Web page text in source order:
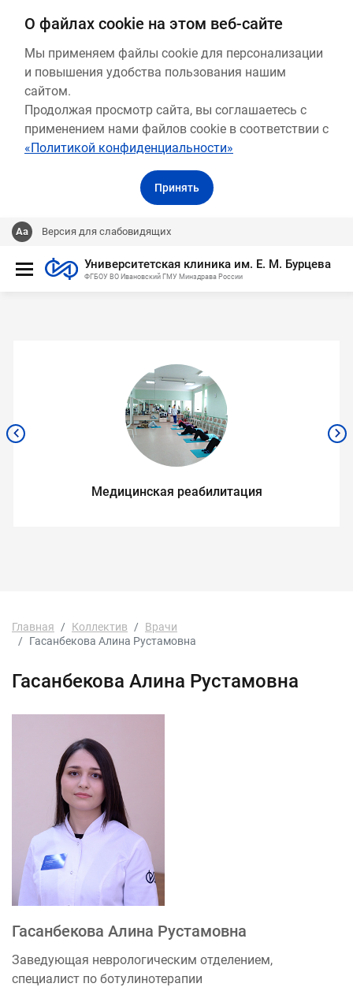
О файлах cookie на этом веб-сайте
Мы применяем файлы cookie для персонализации
и повышения удобства пользования нашим
сайтом.
Продолжая просмотр сайта, вы соглашаетесь с
применением нами файлов cookie в соответствии с
«Политикой конфиденциальности»
Принять
Версия для слабовидящих
Университетская клиника им. Е. М. Бурцева
ФГБОУ ВО Ивановский ГМУ Минздрава России
Медицинская реабилитация
Главная Коллектив
Врачи
Гасанбекова Алина Рустамовна
Гасанбекова Алина Рустамовна
Гасанбекова Алина Рустамовна
Заведующая неврологическим отделением,
специалист по ботулинотерапии